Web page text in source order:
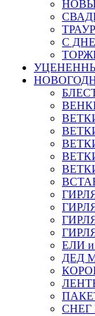
ТРАУР
С
ЕЛИ
ДЕД